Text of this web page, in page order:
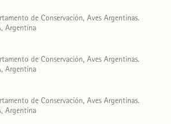
de Conservación, Aves Argentinas.
Argentina
de Conservación, Aves Argentinas.
Argentina
de Conservación, Aves Argentinas.
Argentina